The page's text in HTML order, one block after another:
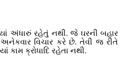
અંધારું રહેતું નથી. જે ઘરની બહાર
અનેકવાર વિચાર કરે છે. તેવી જ રીતે
કામ ક્રોધાદિ રહેતા નથી.